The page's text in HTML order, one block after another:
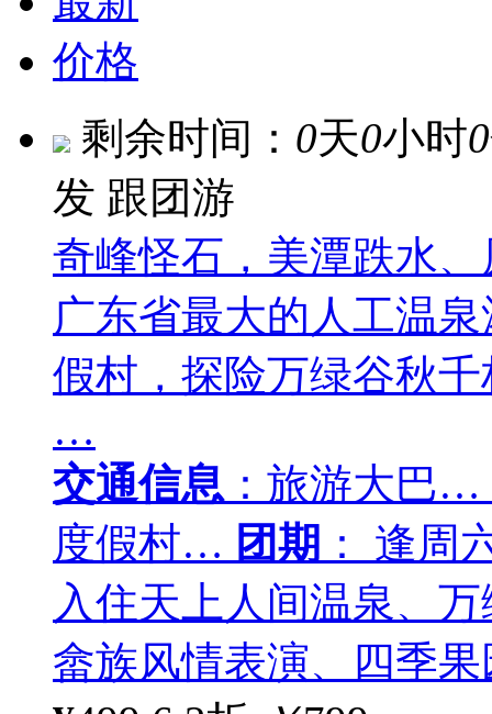
价格
剩余时间： 0天0小时0
发 跟团游
奇峰怪石，美潭跌水
广东省最大的人工温
假村，探险万绿谷秋
…
交通信息 ：旅游大巴…
度假村… 团期 ： 逢周
入住天上人间温泉、
畲族风情表演、四季